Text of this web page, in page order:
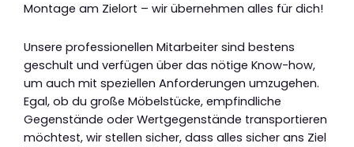
Montage am Zielort – wir übernehmen alles für dich!
Unsere professionellen Mitarbeiter sind bestens
geschult und verfügen über das nötige Know-how,
um auch mit speziellen Anforderungen umzugehen.
Egal, ob du große Möbelstücke, empfindliche
Gegenstände oder Wertgegenstände transportieren
möchtest, wir stellen sicher, dass alles sicher ans Ziel